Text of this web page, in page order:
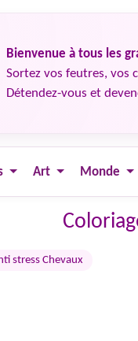
Bienvenue à tous les
Sortez vos feutres, vos
Détendez-vous et
Art Monde
stress Chevaux